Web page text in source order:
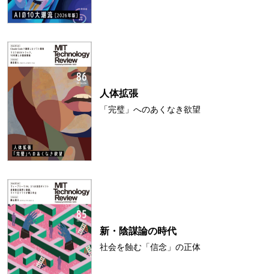
人体拡張
「完璧」へのあくなき欲望
新・陰謀論の時代
社会を蝕む「信念」の正体